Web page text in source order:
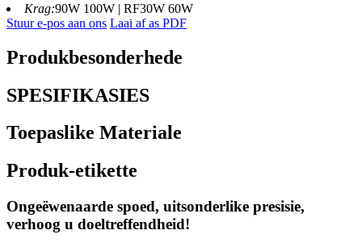
Krag:90W 100W | RF30W 60W
Stuur e-pos aan ons Laai af as PDF
Produkbesonderhede
SPESIFIKASIES
Toepaslike Materiale
Produk-etikette
Ongeëwenaarde spoed, uitsonderlike presisie,
verhoog u doeltreffendheid!